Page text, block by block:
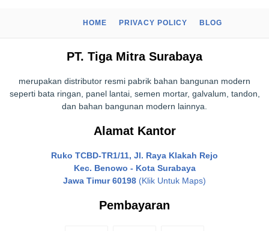
HOME PRIVACY POLICY BLOG
PT. Tiga Mitra Surabaya
merupakan distributor resmi pabrik bahan bangunan modern
seperti bata ringan, panel lantai, semen mortar, galvalum, tandon,
dan bahan bangunan modern lainnya.
Alamat Kantor
Ruko TCBD-TR1/11, Jl. Raya Klakah Rejo
Kec. Benowo - Kota Surabaya
Jawa Timur 60198 (Klik Untuk Maps)
Pembayaran